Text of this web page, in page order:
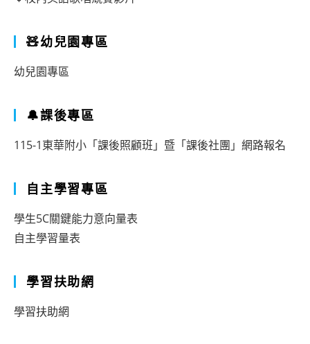
🧸幼兒園專區
幼兒園專區
🔔課後專區
115-1東華附小「課後照顧班」暨「課後社團」網路報名
自主學習專區
學生5C關鍵能力意向量表
自主學習量表
學習扶助網
學習扶助網